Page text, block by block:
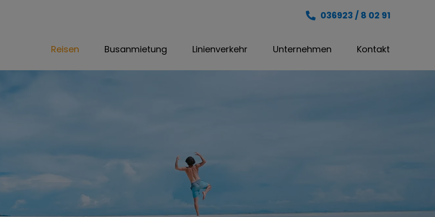
036923 / 8 02 91
Reisen Busanmietung Linienverkehr Unternehmen Kontakt